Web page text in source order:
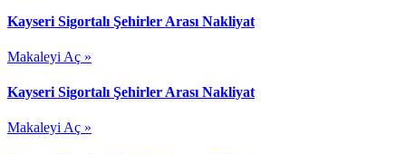
Kayseri Sigortalı Şehirler Arası Nakliyat
Makaleyi Aç »
Kayseri Sigortalı Şehirler Arası Nakliyat
Makaleyi Aç »